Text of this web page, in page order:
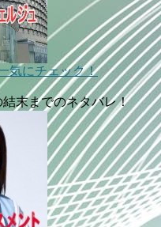
気にチェック！
末までのネタバレ！